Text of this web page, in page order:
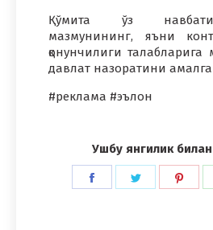
Қўмита ўз
мазмунининг, яъни
қонунчилиги талабларига
давлат назоратини
#реклама #эълон
Ушбу янгилик
Share
Share